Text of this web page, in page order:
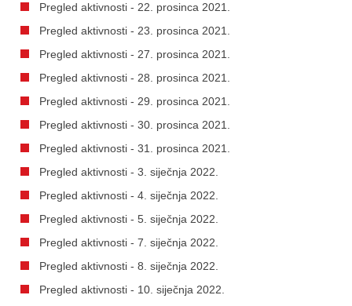
Pregled aktivnosti - 22. prosinca 2021.
Pregled aktivnosti - 23. prosinca 2021.
Pregled aktivnosti - 27. prosinca 2021.
Pregled aktivnosti - 28. prosinca 2021.
Pregled aktivnosti - 29. prosinca 2021.
Pregled aktivnosti - 30. prosinca 2021.
Pregled aktivnosti - 31. prosinca 2021.
Pregled aktivnosti - 3. siječnja 2022.
Pregled aktivnosti - 4. siječnja 2022.
Pregled aktivnosti - 5. siječnja 2022.
Pregled aktivnosti - 7. siječnja 2022.
Pregled aktivnosti - 8. siječnja 2022.
Pregled aktivnosti - 10. siječnja 2022.